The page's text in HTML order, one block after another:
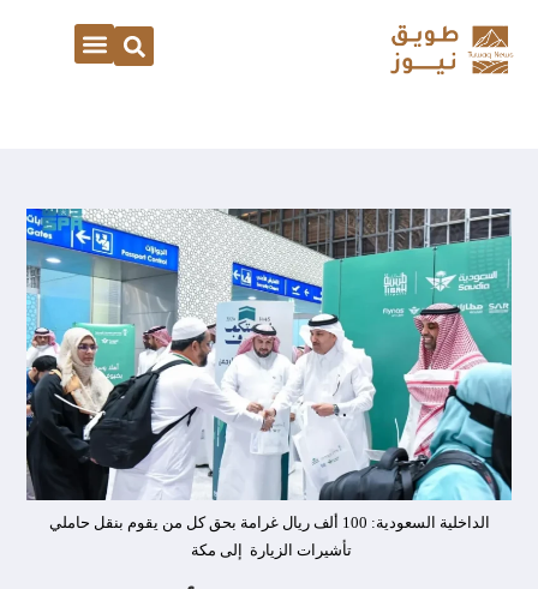
الداخلية السعودية: 100 ألف ريال غرامة بحق كل من يقوم بنقل حاملي
تأشيرات الزيارة إلى مكة